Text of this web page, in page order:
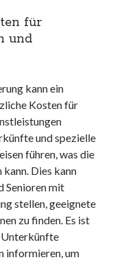
für
und
kann ein
Kosten für
und spezielle
führen, was die
Dies kann
Senioren mit
stellen, geeignete
zu finden. Es ist
Unterkünfte
informieren, um